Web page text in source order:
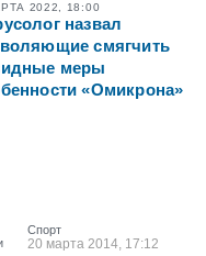
2022, 18:00
назвал
смягчить
меры
«Омикрона»
Спорт
20 марта 2014, 17:12